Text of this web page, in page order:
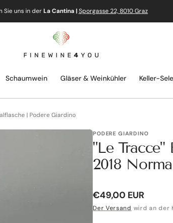
Sie uns in derLa Cantina | Sporgasse 22, 8010 Graz
Schaumwein Gläser & Weinkühler Keller-
| Podere Giardino
PODERE GIARDINO
"Le
2018
Normaler
Preis
€49,00 EUR
Der Versand wird an der